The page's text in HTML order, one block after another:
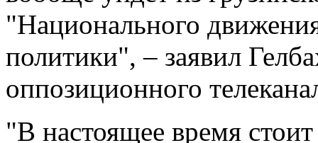
"Национального
политики", – заявил
оппозиционного
"В настоящее время